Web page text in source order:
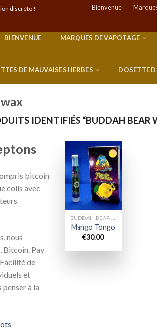
discrète ! Bienvenue
BIENVENUE MARQUES DE VAPOTAGE
DE MAUVAISES HERBES DOSETTE
IDENTIFIÉS “BUDDAH BEAR
bitcoin
colis avec
nous
Bitcoin. Pay
de
et
penser à la
Add to
wishlist
Mango Tongo
€30.00